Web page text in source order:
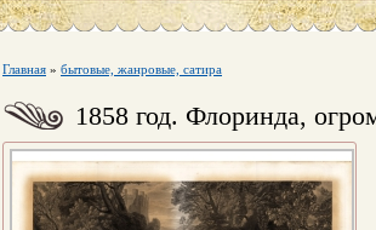
Главная » бытовые, жанровые, сатира
1858 год. Флоринда,